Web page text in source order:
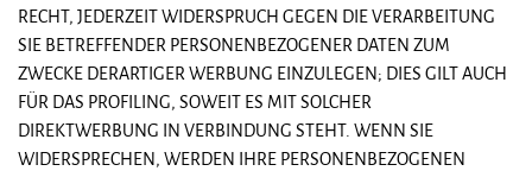
RECHT, JEDERZEIT WIDERSPRUCH GEGEN DIE VERARBEITUNG
SIE BETREFFENDER PERSONENBEZOGENER DATEN ZUM
ZWECKE DERARTIGER WERBUNG EINZULEGEN; DIES GILT AUCH
FÜR DAS PROFILING, SOWEIT ES MIT SOLCHER
DIREKTWERBUNG IN VERBINDUNG STEHT. WENN SIE
WIDERSPRECHEN, WERDEN IHRE PERSONENBEZOGENEN